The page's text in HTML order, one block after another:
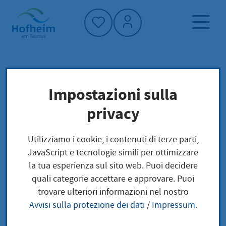
Home"
Pagina iniziale
Vivere a Hofheim
Pianificazione, costruzione e trasporto
Trasporto e mobilità locale
On-Demand-Shuttle: Flexibler E-Minibus für
Hofheim
On-Demand-Shuttle:
Flexibler E-Minibus für
Impostazioni sulla
privacy
Utilizziamo i cookie, i contenuti di terze parti,
JavaScript e tecnologie simili per ottimizzare
la tua esperienza sul sito web. Puoi decidere
quali categorie accettare e approvare. Puoi
trovare ulteriori informazioni nel nostro
Avvisi sulla protezione dei dati/ Impressum.